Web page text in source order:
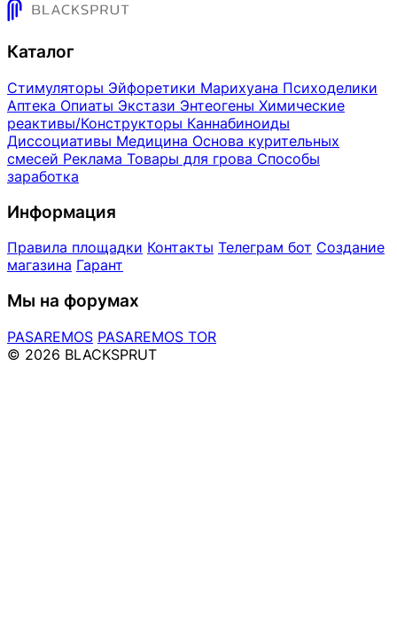
Каталог
Стимуляторы Эйфоретики Марихуана Психоделики
Аптека Опиаты Экстази Энтеогены Химические
реактивы/Конструкторы Каннабиноиды
Диссоциативы Медицина Основа курительных
смесей Реклама Товары для грова Способы
заработка
Информация
Правила площадки Контакты Телеграм бот Создание
магазина Гарант
Мы на форумах
PASAREMOS PASAREMOS TOR
© 2026 BLACKSPRUT